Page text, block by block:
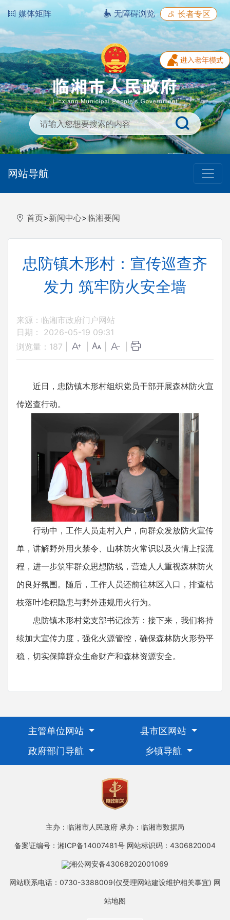
媒体矩阵 无障碍浏览 长者专区
网站导航
首页>新闻中心>临湘要闻
忠防镇木形村：宣传巡查齐
发力 筑牢防火安全墙
来源：临湘市政府门户网站
日期： 2026-05-19 09:31
浏览量： 187
近日，忠防镇木形村组织党员干部开展森林防火宣
传巡查行动。
行动中，工作人员走村入户，向群众发放防火宣传
单，讲解野外用火禁令、山林防火常识以及火情上报流
程，进一步筑牢群众思想防线，营造人人重视森林防火
的良好氛围。随后，工作人员还前往林区入口，排查枯
枝落叶堆积隐患与野外违规用火行为。
忠防镇木形村党支部书记徐芳：接下来，我们将持
续加大宣传力度，强化火源管控，确保森林防火形势平
稳，切实保障群众生命财产和森林资源安全。
主管单位网站
县市区网站
政府部门导航
乡镇导航
主办：临湘市人民政府 承办：临湘市数据局
备案证编号：湘ICP备14007481号 网站标识码：4306820004
湘公网安备43068202001069
网站联系电话：0730-3388009(仅受理网站建设维护相关事宜) 网
站地图